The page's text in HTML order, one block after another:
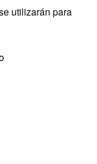
utilizarán para